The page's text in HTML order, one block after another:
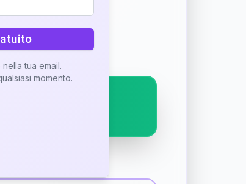
tua email.
momento.